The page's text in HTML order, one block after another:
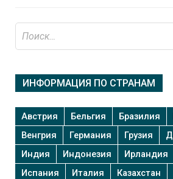
ИНФОРМАЦИЯ ПО СТРАНАМ
Австрия Бельгия Бразилия
Венгрия
Германия Грузия
Индия
Индонезия Ирландия
Испания
Италия Казахстан